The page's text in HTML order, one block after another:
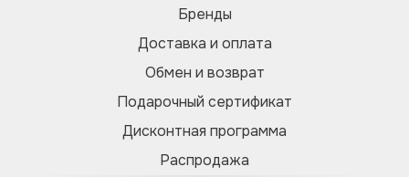
Бренды
Доставка и оплата
Обмен и возврат
Подарочный сертификат
Дисконтная программа
Распродажа